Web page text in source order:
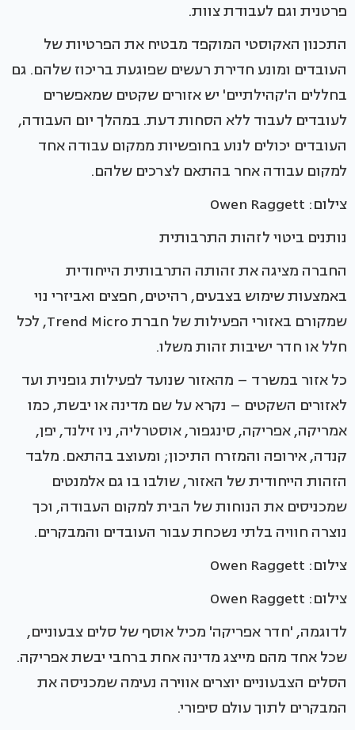
פרטנית וגם לעבודת צוות.
התכנון האקוסטי המוקפד מבטיח את הפרטיות של
העובדים ומונע חדירת רעשים שפוגעת בריכוז שלהם. גם
בחללים ה'קהילתיים' יש אזורים שקטים שמאפשרים
לעובדים לעבוד ללא הסחות דעת. במהלך יום העבודה,
העובדים יכולים לנוע בחופשיות ממקום עבודה אחד
למקום עבודה אחר בהתאם לצרכים שלהם.
צילום: Owen Raggett
נותנים ביטוי לזהות התרבותית
החברה מציגה את זהותה התרבותית הייחודית
באמצעות שימוש בצבעים, רהיטים, חפצים ואביזרי נוי
שמקורם באזורי הפעילות של חברת Trend Micro, לכל
חלל או חדר ישיבות זהות משלו.
כל אזור במשרד – מהאזור שנועד לפעילות גופנית ועד
לאזורים השקטים – נקרא על שם מדינה או יבשת, כמו
אמריקה, אפריקה, סינגפור, אוסטרליה, ניו זילנד, יפן,
קנדה, אירופה והמזרח התיכון; ומעוצב בהתאם. מלבד
הזהות הייחודית של האזור, שולבו בו גם אלמנטים
שמכניסים את הנוחות של הבית למקום העבודה, וכך
נוצרה חוויה בלתי נשכחת עבור העובדים והמבקרים.
צילום: Owen Raggett
צילום: Owen Raggett
לדוגמה, 'חדר אפריקה' מכיל אוסף של סלים צבעוניים,
שכל אחד מהם מייצג מדינה אחת ברחבי יבשת אפריקה.
הסלים הצבעוניים יוצרים אווירה נעימה שמכניסה את
המבקרים לתוך עולם סיפורי.